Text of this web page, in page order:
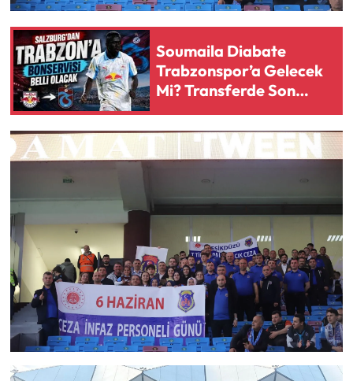
Soumaila Diabate
Trabzonspor’a Gelecek
Mi? Transferde Son
Durum